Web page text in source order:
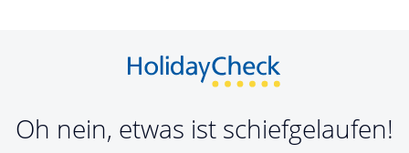
Oh nein, etwas ist schiefgelaufen!